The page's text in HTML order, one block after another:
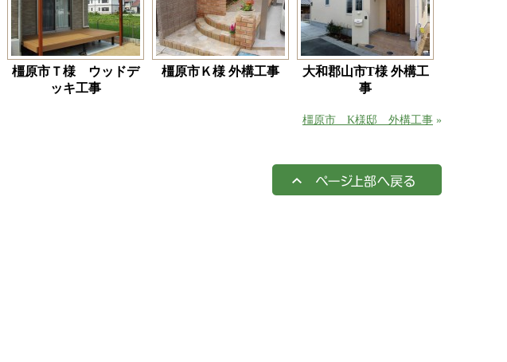
橿原市Ｔ様 ウッドデ
ッキ工事
橿原市Ｋ様 外構工事
大和郡山市T様 外構工
事
橿原市 K様邸 外構工事 »